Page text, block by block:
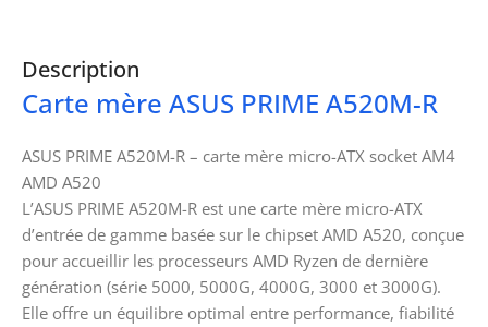
Description
Carte mère ASUS PRIME A520M-R
ASUS PRIME A520M-R – carte mère micro-ATX socket AM4
AMD A520
L’ASUS PRIME A520M-R est une carte mère micro-ATX
d’entrée de gamme basée sur le chipset AMD A520, conçue
pour accueillir les processeurs AMD Ryzen de dernière
génération (série 5000, 5000G, 4000G, 3000 et 3000G).
Elle offre un équilibre optimal entre performance, fiabilité